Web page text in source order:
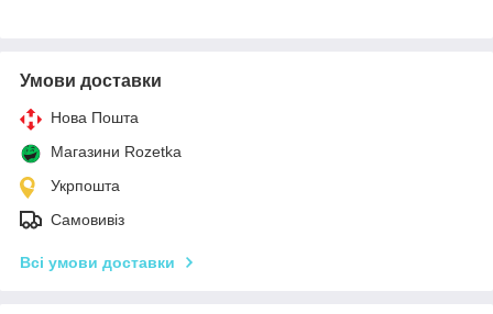
Умови доставки
Нова Пошта
Магазини Rozetka
Укрпошта
Самовивіз
Всі умови доставки